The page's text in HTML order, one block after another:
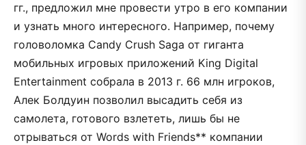
гг., предложил мне провести утро в его компании
и узнать много интересного. Например, почему
головоломка Candy Crush Saga от гиганта
мобильных игровых приложений King Digital
Entertainment собрала в 2013 г. 66 млн игроков,
Алек Болдуин позволил высадить себя из
самолета, готового взлететь, лишь бы не
отрываться от Words with Friends** компании